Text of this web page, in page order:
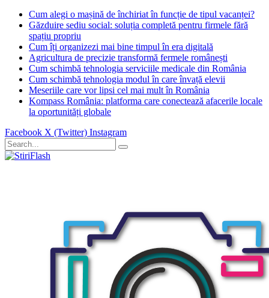
Cum alegi o mașină de închiriat în funcție de tipul vacanței?
Găzduire sediu social: soluția completă pentru firmele fără
spațiu propriu
Cum îți organizezi mai bine timpul în era digitală
Agricultura de precizie transformă fermele românești
Cum schimbă tehnologia serviciile medicale din România
Cum schimbă tehnologia modul în care învață elevii
Meseriile care vor lipsi cel mai mult în România
Kompass România: platforma care conectează afacerile locale
la oportunități globale
Facebook X (Twitter) Instagram